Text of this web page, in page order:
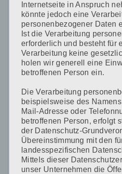
Website
Name, E-Mail-Adresse und
CAPTCHA Code
*
Internetseite in Anspruch
könnte jedoch eine
personenbezogener Daten
Ist die Verarbeitung
erforderlich und besteht für
Verarbeitung keine
holen wir generell eine
betroffenen Person ein.
Die Verarbeitung
beispielsweise des
Mail-Adresse oder
betroffenen Person, erfolgt
der Datenschutz-
Übereinstimmung mit den
landesspezifischen
Mittels dieser
unser Unternehmen die